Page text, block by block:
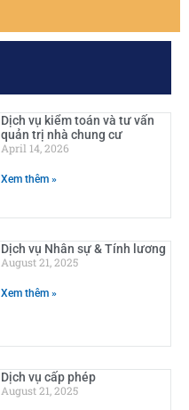
Dịch vụ kiểm toán và tư vấn
quản trị nhà chung cư
April 14, 2026
Xem thêm »
Dịch vụ Nhân sự & Tính lương
August 21, 2025
Xem thêm »
Dịch vụ cấp phép
August 21, 2025